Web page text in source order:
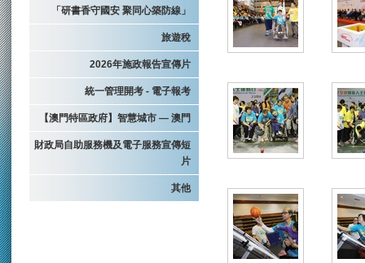
「研書香守國安 聚同心築防線」
旅遊稅
2026年施政報告宣傳片
統一管理開考 - 電子報考
【澳門特區政府】智慧城市 — 澳門
財政局自助服務機及電子服務宣傳短
片
其他